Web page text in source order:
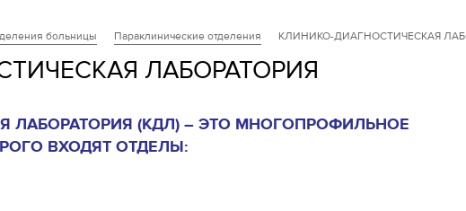
больницы Параклинические отделения КЛИНИКО-ДИАГНОСТИЧЕСКАЯ
ЛАБОРАТОРИЯ
ЛАБОРАТОРИЯ (КДЛ) – ЭТО МНОГОПРОФИЛЬНОЕ
ВХОДЯТ ОТДЕЛЫ: